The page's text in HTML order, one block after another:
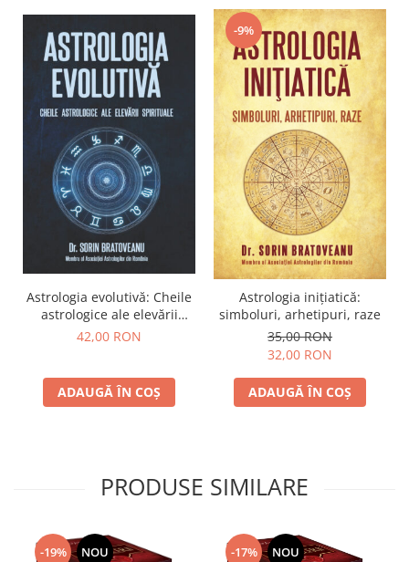
Astrologia evolutivă: Cheile
astrologice ale elevării
spirituale
42,00 RON
ADAUGĂ ÎN COȘ
-9%
Astrologia inițiatică:
simboluri, arhetipuri, raze
35,00 RON
32,00 RON
ADAUGĂ ÎN COȘ
PRODUSE SIMILARE
-19% NOU -17% NOU